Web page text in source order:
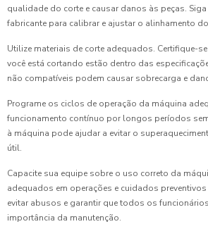
qualidade do corte e causar danos às peças.
fabricante para calibrar e ajustar o alinhamento
Utilize materiais de corte adequados. Certifique-
você está cortando estão dentro das
não compatíveis podem causar sobrecarga e
Programe os ciclos de operação da máquina
funcionamento contínuo por longos períodos
à máquina pode ajudar a evitar o
útil.
Capacite sua equipe sobre o uso correto da
adequados em operações e cuidados
evitar abusos e garantir que todos os
importância da manutenção.